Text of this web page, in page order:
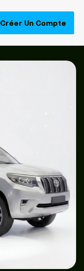
Créer Un Compte